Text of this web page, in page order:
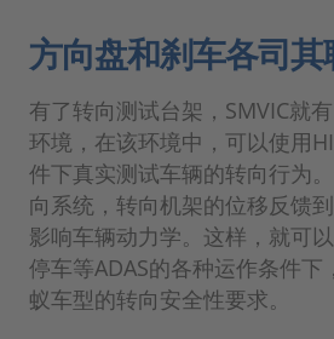
方向盘和刹车各司其
有了转向测试台架，SMVIC就
环境，在该环境中，可以使用
件下真实测试车辆的转向行为
向系统，转向机架的位移反馈
影响车辆动力学。这样，就可
停车等ADAS的各种运作条件下
蚁车型的转向安全性要求。